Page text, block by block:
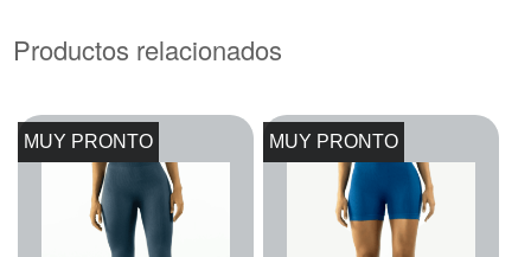
Productos relacionados
MUY PRONTO MUY PRONTO